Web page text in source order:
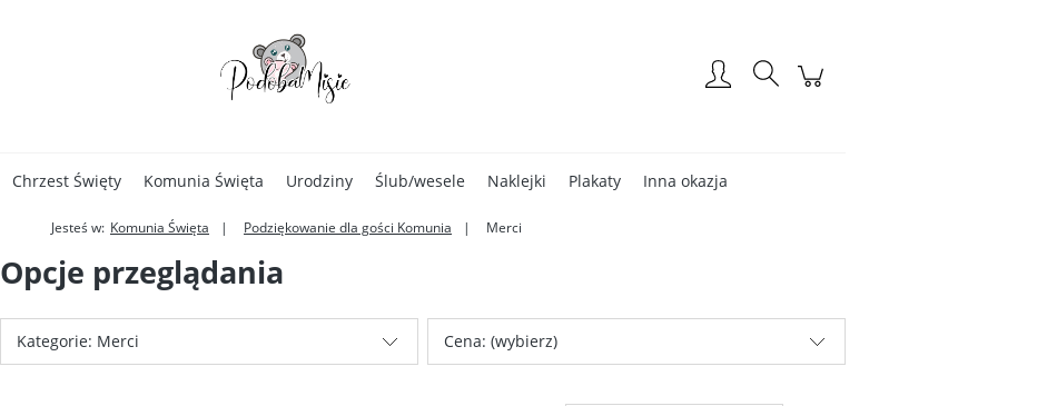
Chrzest Święty Komunia Święta Urodziny Ślub/wesele Naklejki Plakaty Inna okazja
Jesteś w: Komunia Święta Podziękowanie dla gości Komunia Merci
Opcje przeglądania
Kategorie: Merci Cena: (wybierz)